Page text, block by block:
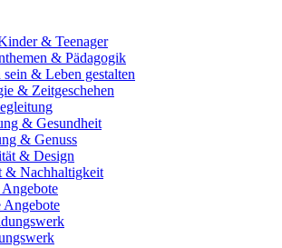
& Teenager
& Pädagogik
sein & Leben gestalten
& Zeitgeschehen
& Gesundheit
& Genuss
& Design
& Nachhaltigkeit